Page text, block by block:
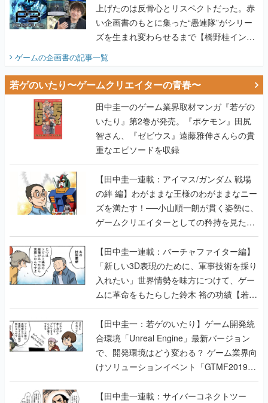
上げたのは反骨心とリスペクトだった。赤
い企画書のもとに集った“愚連隊”がシリー
ズを生まれ変わらせるまで【橋野桂インタ
ゲームの企画書の記事一覧
若ゲのいたり〜ゲームクリエイターの青春〜
田中圭一のゲーム業界取材マンガ『若ゲの
いたり』第2巻が発売。『ポケモン』田尻
智さん、『ゼビウス』遠藤雅伸さんらの貴
重なエピソードを収録
【田中圭一連載：アイマス/ガンダム 戦場
の絆 編】わがままな王様のわがままなニー
ズを満たす！──小山順一朗が貫く姿勢に、
ゲームクリエイターとしての矜持を見た
【若ゲのいたり最終回】
【田中圭一連載：バーチャファイター編】
「新しい3D表現のために、軍事技術を採り
入れたい」世界情勢を味方につけて、ゲー
ムに革命をもたらした鈴木 裕の功績【若ゲ
のいたり】
【田中圭一：若ゲのいたり】ゲーム開発統
合環境「Unreal Engine」最新バージョン
で、開発環境はどう変わる？ ゲーム業界向
けソリューションイベント「GTMF2019」
に行って、より理解を深めよう【PR】
【田中圭一連載：サイバーコネクトツー